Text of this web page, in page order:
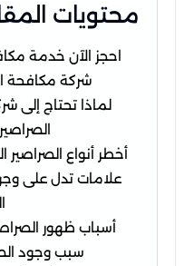
محتويات
احجز الآن خدمة
شركة مكافحة
لماذا تحتاج
أخطر أنواع الصراصير
علامات تدل على
أسباب ظهور
سبب وجود